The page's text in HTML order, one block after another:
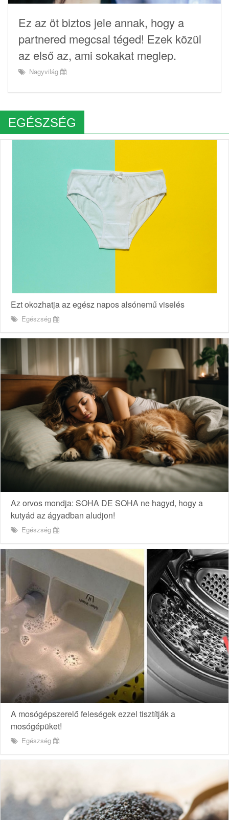
Ez az öt biztos jele annak, hogy a
partnered megcsal téged! Ezek közül
az első az, ami sokakat meglep.
Nagyvilág
EGÉSZSÉG
Ezt okozhatja az egész napos alsónemű viselés
Egészség
Az orvos mondja: SOHA DE SOHA ne hagyd, hogy a
kutyád az ágyadban aludjon!
Egészség
A mosógépszerelő feleségek ezzel tisztítják a
mosógépüket!
Egészség